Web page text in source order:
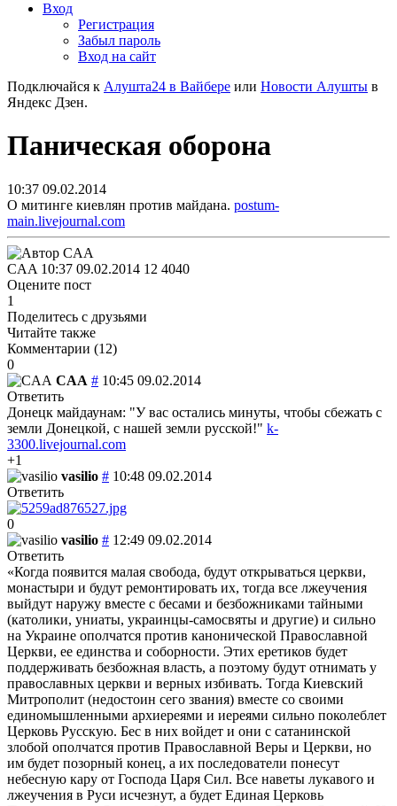
Вход
Регистрация
Забыл пароль
Вход на сайт
Подключайся к Алушта24 в Вайбере или Новости Алушты в
Яндекс Дзен.
Паническая оборона
10:37 09.02.2014
О митинге киевлян против майдана. postum-
main.livejournal.com
CAA 10:37 09.02.2014 12 4040
Оцените пост
1
Поделитесь с друзьями
Читайте также
Комментарии (12)
0
CAA # 10:45 09.02.2014
Ответить
Донецк майдаунам: "У вас остались минуты, чтобы сбежать с
земли Донецкой, с нашей земли русской!" k-
3300.livejournal.com
+1
vasilio # 10:48 09.02.2014
Ответить
0
vasilio # 12:49 09.02.2014
Ответить
«Когда появится малая свобода, будут открываться церкви,
монастыри и будут ремонтировать их, тогда все лжеучения
выйдут наружу вместе с бесами и безбожниками тайными
(католики, униаты, украинцы-самосвяты и другие) и сильно
на Украине ополчатся против канонической Православной
Церкви, ее единства и соборности. Этих еретиков будет
поддерживать безбожная власть, а поэтому будут отнимать у
православных церкви и верных избивать. Тогда Киевский
Митрополит (недостоин сего звания) вместе со своими
единомышленными архиереями и иереями сильно поколеблет
Церковь Русскую. Бес в них войдет и они с сатанинской
злобой ополчатся против Православной Веры и Церкви, но
им будет позорный конец, а их последователи понесут
небесную кару от Господа Царя Сил. Все наветы лукавого и
лжеучения в Руси исчезнут, а будет Единая Церковь